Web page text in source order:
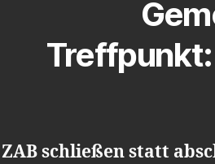
ZAB schließen statt